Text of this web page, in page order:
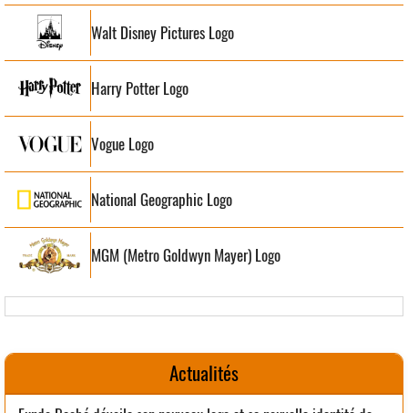
Walt Disney Pictures Logo
Harry Potter Logo
Vogue Logo
National Geographic Logo
MGM (Metro Goldwyn Mayer) Logo
Actualités